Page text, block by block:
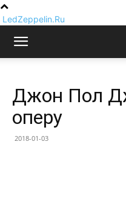
LedZeppelin.Ru
Джон Пол
оперу
2018-01-03